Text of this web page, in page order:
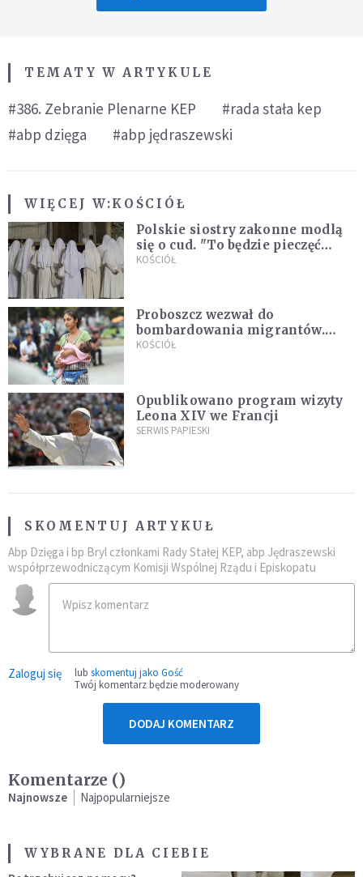
TEMATY W ARTYKULE
#386. Zebranie Plenarne KEP
#rada stała kep
#abp dzięga
#abp jędraszewski
WIĘCEJ W:KOŚCIÓŁ
Polskie siostry zakonne modlą
się o cud. "To będzie pieczęć
Pana Boga dla naszej wiary"
KOŚCIÓŁ
Proboszcz wezwał do
bombardowania migrantów.
"Masowy ogień przeciwko
KOŚCIÓŁ
Opublikowano program wizyty
Leona XIV we Francji
SERWIS PAPIESKI
SKOMENTUJ ARTYKUŁ
Abp Dzięga i bp Bryl członkami Rady Stałej KEP, abp Jędraszewski
współprzewodniczącym Komisji Wspólnej Rządu i Episkopatu
Zaloguj się lub skomentuj jako Gość
Twój komentarz będzie moderowany
DODAJ KOMENTARZ
Komentarze ()
Najnowsze Najpopularniejsze
WYBRANE DLA CIEBIE